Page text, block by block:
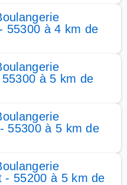
55300 à 4 km de
à 5 km de
55300 à 5 km de
- 55200 à 5 km de